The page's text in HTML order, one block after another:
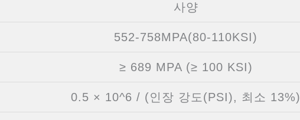
사양
552-758MPA(80-110KSI)
≥ 689 MPA (≥ 100 KSI)
0.5 × 10^6 / (인장 강도(PSI), 최소 13%)